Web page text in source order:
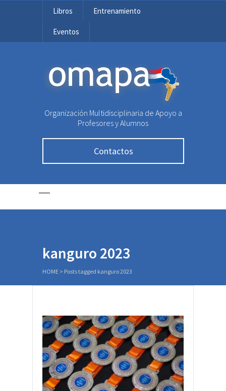
Libros Entrenamiento
Eventos
OMAPA
Organización Multidisciplinaria de Apoyo a
Profesores y Alumnos
Contactos
kanguro 2023
HOME > Posts tagged kanguro 2023